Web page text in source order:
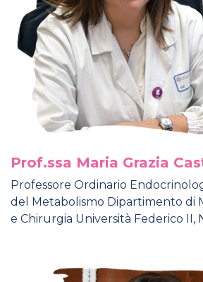
Prof.ssa Maria Grazia
Professore Ordinario
del Metabolismo Dipartimento di
e Chirurgia Università Federico II,